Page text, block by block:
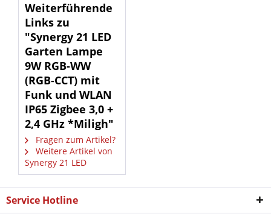
Weiterführende
Links zu
"Synergy 21 LED
Garten Lampe
9W RGB-WW
(RGB-CCT) mit
Funk und WLAN
IP65 Zigbee 3,0 +
2,4 GHz *Miligh"
Fragen zum Artikel?
Weitere Artikel von
Synergy 21 LED
Service Hotline